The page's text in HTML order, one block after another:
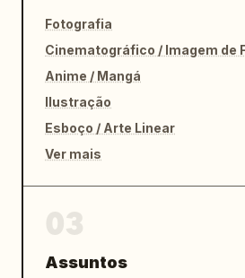
Fotografia
Cinematográfico / Imagem de
Anime / Mangá
Ilustração
Esboço / Arte Linear
Ver mais
Assuntos